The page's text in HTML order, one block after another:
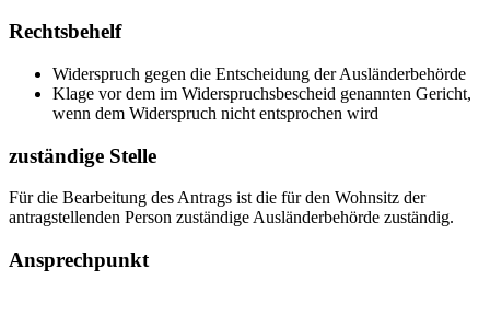
Rechtsbehelf
Widerspruch gegen die Entscheidung der Ausländerbehörde
Klage vor dem im Widerspruchsbescheid genannten Gericht,
wenn dem Widerspruch nicht entsprochen wird
zuständige Stelle
Für die Bearbeitung des Antrags ist die für den Wohnsitz der
antragstellenden Person zuständige Ausländerbehörde zuständig.
Ansprechpunkt